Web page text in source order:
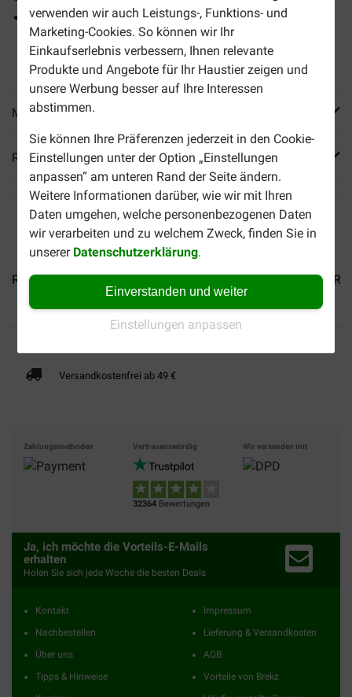
verwenden wir auch Leistungs-, Funktions- und
Marketing-Cookies. So können wir Ihr
Einkaufserlebnis verbessern, Ihnen relevante
Produkte und Angebote für Ihr Haustier zeigen und
unsere Werbung besser auf Ihre Interessen
abstimmen.
Sie können Ihre Präferenzen jederzeit in den Cookie-
Einstellungen unter der Option „Einstellungen
anpassen“ am unteren Rand der Seite ändern.
Weitere Informationen darüber, wie wir mit Ihren
Daten umgehen, welche personenbezogenen Daten
wir verarbeiten und zu welchem Zweck, finden Sie in
unserer Datenschutzerklärung.
Einverstanden und weiter
Einstellungen anpassen
Dieses Trockenfutter kann mit passendem Nassfutter
kombiniert werden. Dies können Sie oben
bestellen.
Mehr Produktinfos
Reviews
Royal Canin Adult Siamkatze... Royal Canin Regular...
Versandkostenfrei ab 49 €
Zahlungsmethoden Vertrauenswürdig
32364 Bewertungen
Wir versenden mit
Ja, ich möchte die Vorteils-E-Mails
erhalten
Holen Sie sich jede Woche die besten Deals
Kontakt
Nachbestellen
Über uns
Tipps & Hinweise
Impressum
Lieferung & Versandkosten
AGB
Vorteile von Brekz